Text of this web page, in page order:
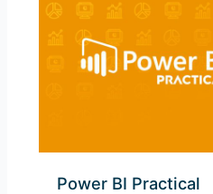
Power BI Practical